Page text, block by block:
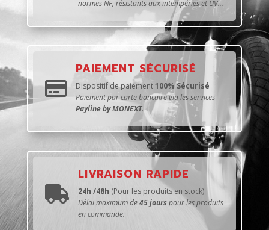
normes NF, résistants aux intempéries et UV...

PAIEMENT SÉCURISÉ
Dispositif de paiement100% Sécurisé
Paiement par carte bancaire via les services
Payline by MONEXT.

LIVRAISON RAPIDE
24h /48h (Pour les produits en stock)
Délai maximum de45 jourspour les produits
en commande.